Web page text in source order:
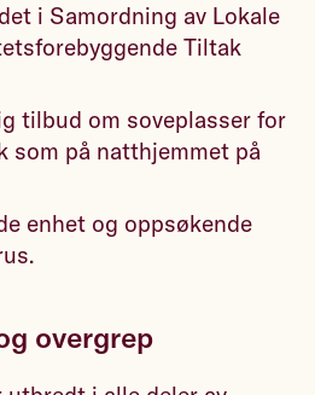
i Samordning av Lokale
Tiltak
tilbud om soveplasser for
som på natthjemmet på
enhet og oppsøkende
overgrep